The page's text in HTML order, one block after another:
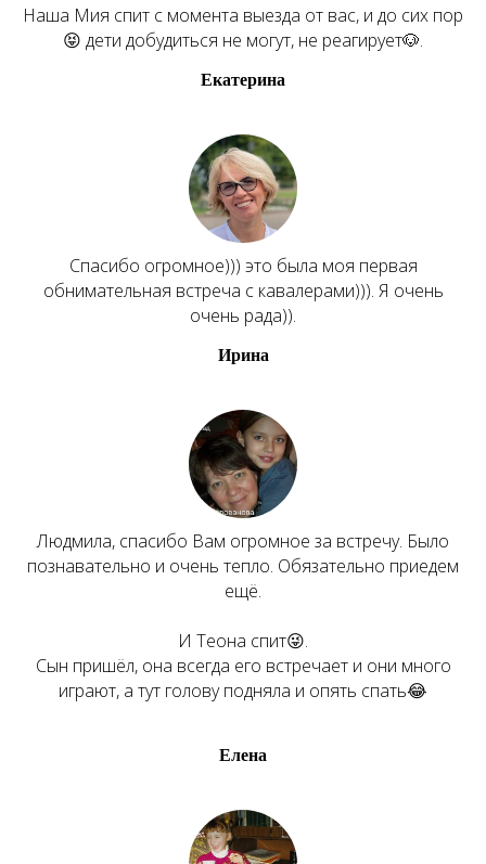
Наша Мия спит с момента выезда от вас, и до сих пор
😝 дети добудиться не могут, не реагирует🐶.
Екатерина
Спасибо огромное))) это была моя первая
обнимательная встреча с кавалерами))). Я очень
очень рада)).
Ирина
Людмила, спасибо Вам огромное за встречу. Было
познавательно и очень тепло. Обязательно приедем
ещё.
И Теона спит😜.
Сын пришёл, она всегда его встречает и они много
играют, а тут голову подняла и опять спать😂
Елена